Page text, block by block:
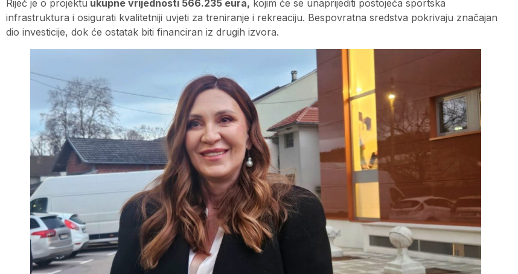
Riječ je o projektu ukupne vrijednosti 566.235 eura, kojim će se unaprijediti postojeća sportska
infrastruktura i osigurati kvalitetniji uvjeti za treniranje i rekreaciju. Bespovratna sredstva pokrivaju značajan
dio investicije, dok će ostatak biti financiran iz drugih izvora.